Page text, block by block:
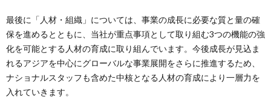
最後に「人材・組織」については、事業の成長に必要な質と量の確
保を進めるとともに、当社が重点事項として取り組む3つの機能の強
化を可能とする人材の育成に取り組んでいます。今後成長が見込ま
れるアジアを中心にグローバルな事業展開をさらに推進するため、
ナショナルスタッフも含めた中核となる人材の育成により一層力を
入れていきます。